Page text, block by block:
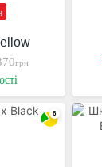
грн